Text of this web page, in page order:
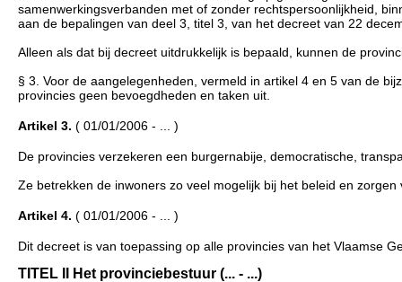
samenwerkingsverbanden met of zonder rechtspersoonlijkheid,
aan de bepalingen van deel 3, titel 3, van het decreet van 22
Alleen als dat bij decreet uitdrukkelijk is bepaald, kunnen de
§ 3. Voor de aangelegenheden, vermeld in artikel 4 en 5 van de
provincies geen bevoegdheden en taken uit.
Artikel 3. ( 01/01/2006 - ... )
De provincies verzekeren een burgernabije, democratische,
Ze betrekken de inwoners zo veel mogelijk bij het beleid en
Artikel 4. ( 01/01/2006 - ... )
Dit decreet is van toepassing op alle provincies van het Vlaamse
TITEL II Het provinciebestuur (... - ...)